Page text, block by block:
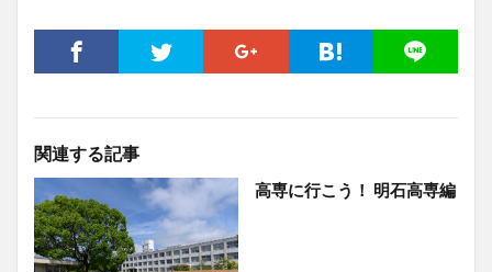
関連する記事
高専に行こう！ 明石高専編